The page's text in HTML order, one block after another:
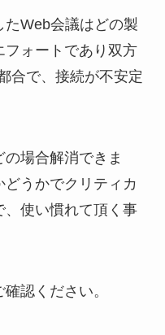
たWeb会議はどの製
フォートであり双方
合で、接続が不安定
場合解消できま
うかでクリティカ
、使い慣れて頂く事
認ください。